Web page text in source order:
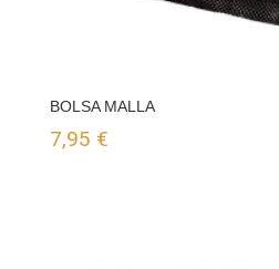
BOLSA MALLA
7,95 €